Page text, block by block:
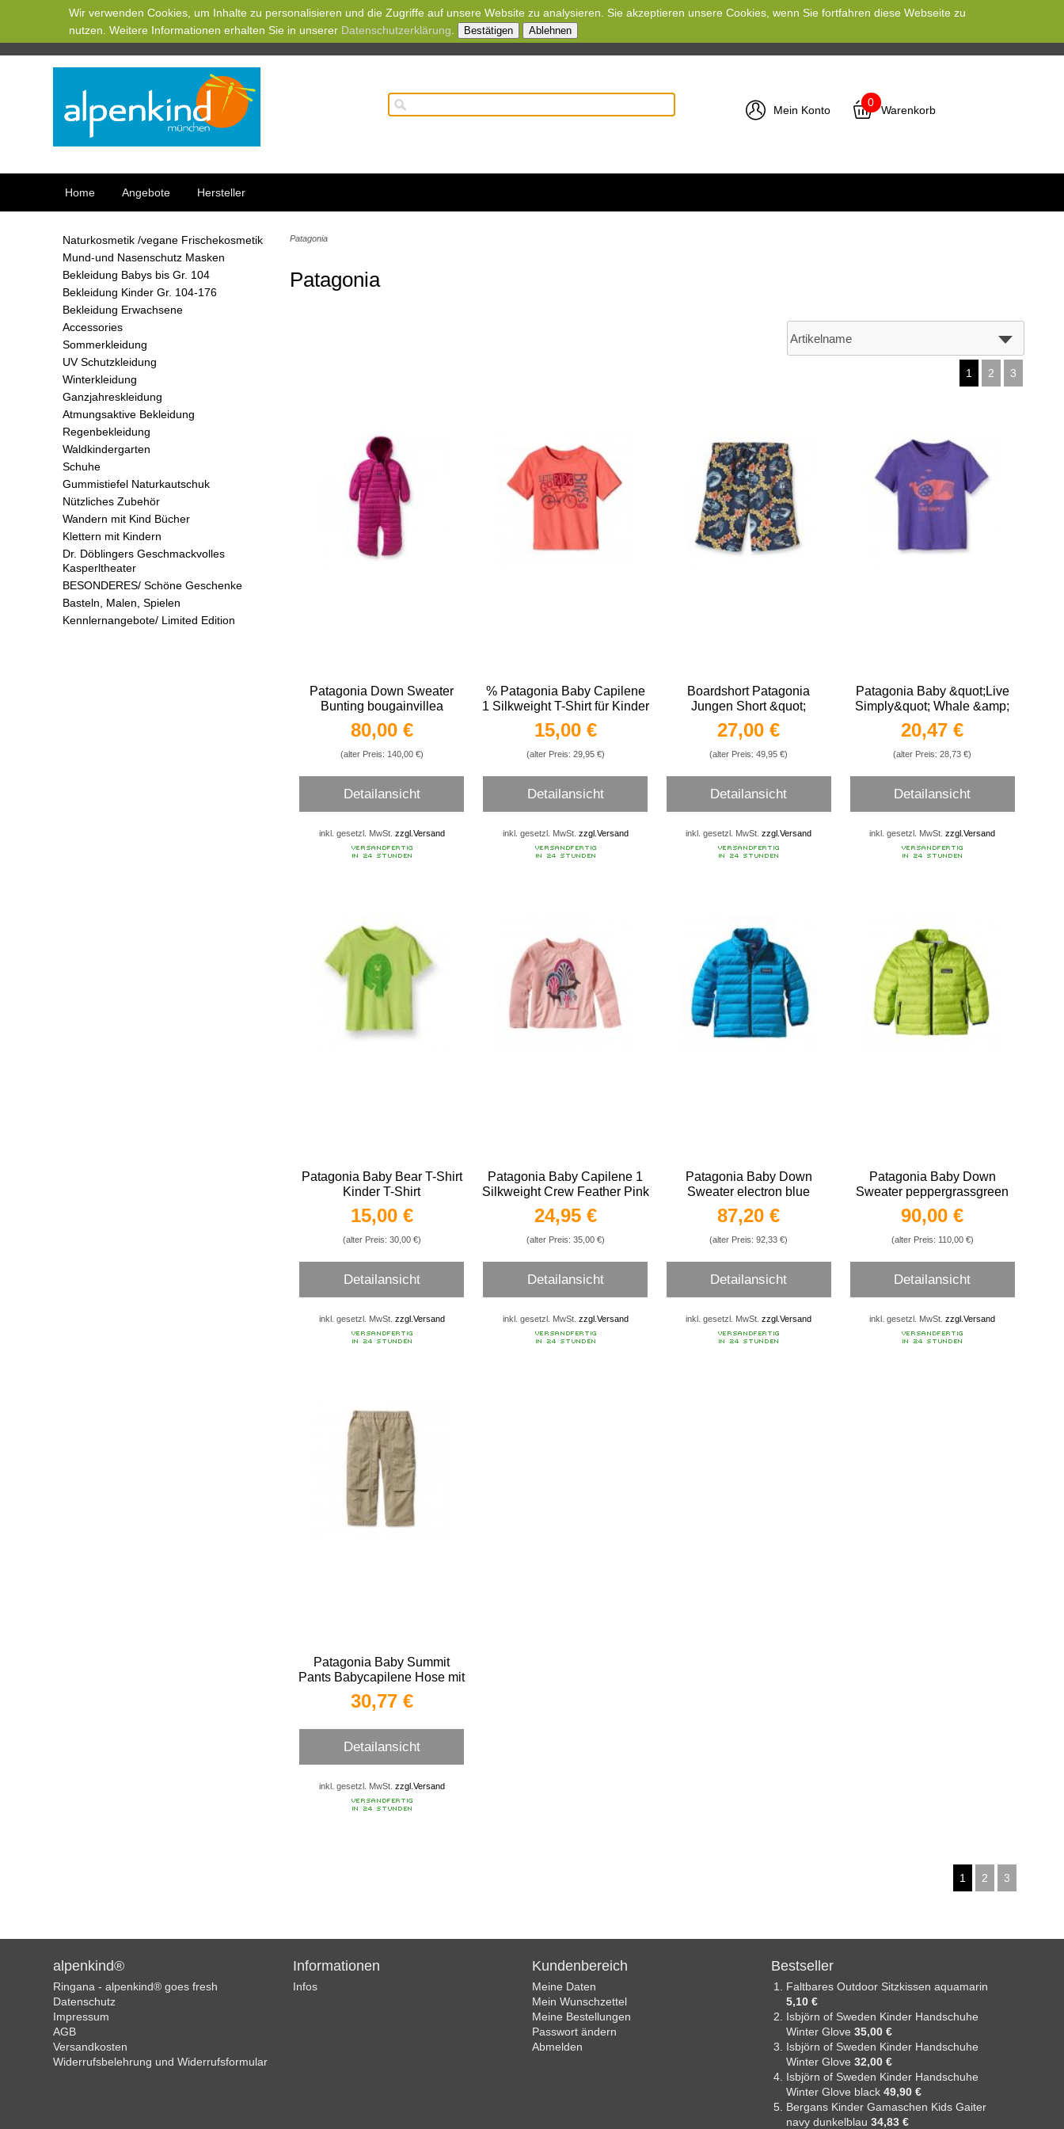
Wir verwenden Cookies, um Inhalte zu personalisieren und die Zugriffe auf unsere Website zu analysieren. Sie akzeptieren unsere Cookies, wenn Sie fortfahren diese Webseite zu
nutzen. Weitere Informationen erhalten Sie in unserer Datenschutzerklärung Bestätigen Ablehnen
Mein Konto
0
Warenkorb
Home Angebote Hersteller
Naturkosmetik /vegane Frischekosmetik
Mund-und Nasenschutz Masken
Bekleidung Babys bis Gr. 104
Bekleidung Kinder Gr. 104-176
Bekleidung Erwachsene
Accessories
Sommerkleidung
UV Schutzkleidung
Winterkleidung
Ganzjahreskleidung
Atmungsaktive Bekleidung
Regenbekleidung
Waldkindergarten
Schuhe
Gummistiefel Naturkautschuk
Nützliches Zubehör
Wandern mit Kind Bücher
Klettern mit Kindern
Dr. Döblingers Geschmackvolles
Kasperltheater
BESONDERES/ Schöne Geschenke
Basteln, Malen, Spielen
Kennlernangebote/ Limited Edition
Patagonia
Patagonia
1 2 3
Patagonia Down Sweater
Bunting bougainvillea
80,00 €
(alter Preis: 140,00 €)
Detailansicht
inkl. gesetzl. MwSt. zzgl.Versand
% Patagonia Baby Capilene
1 Silkweight T-Shirt für Kinder
15,00 €
(alter Preis: 29,95 €)
Detailansicht
inkl. gesetzl. MwSt. zzgl.Versand
Boardshort Patagonia
Jungen Short &quot;
Boys&#039; Baggies™
Shorts &quot; Badehose für
Kinder
27,00 €
(alter Preis: 49,95 €)
Detailansicht
inkl. gesetzl. MwSt.zzgl.Versand
Patagonia Baby &quot;Live
Simply&quot; Whale &amp;
Friends T-Shirt
20,47 €
(alter Preis: 28,73 €)
Detailansicht
inkl. gesetzl. MwSt.zzgl.Versand
Patagonia Baby Bear T-Shirt
Kinder T-Shirt
15,00 €
(alter Preis: 30,00 €)
Detailansicht
inkl. gesetzl. MwSt. zzgl.Versand
Patagonia Baby Capilene 1
Silkweight Crew Feather Pink
24,95 €
(alter Preis: 35,00 €)
Detailansicht
inkl. gesetzl. MwSt. zzgl.Versand
Patagonia Baby Down
Sweater electron blue
87,20 €
(alter Preis: 92,33 €)
Detailansicht
inkl. gesetzl. MwSt.zzgl.Versand
Patagonia Baby Down
Sweater peppergrassgreen
90,00 €
(alter Preis: 110,00 €)
Detailansicht
inkl. gesetzl. MwSt.zzgl.Versand
Patagonia Baby Summit
Pants Babycapilene Hose mit
UV Schutz
30,77 €
Detailansicht
inkl. gesetzl. MwSt. zzgl.Versand
1 2 3
alpenkind®
Ringana - alpenkind® goes fresh
Datenschutz
Impressum
AGB
Versandkosten
Widerrufsbelehrung und Widerrufsformular
Informationen
Infos
Kundenbereich
Meine Daten
Mein Wunschzettel
Meine Bestellungen
Passwort ändern
Abmelden
Bestseller
Faltbares Outdoor Sitzkissen aquamarin
5,10 €
Isbjörn of Sweden Kinder Handschuhe
Winter Glove35,00 €
Isbjörn of Sweden Kinder Handschuhe
Winter Glove32,00 €
Isbjörn of Sweden Kinder Handschuhe
Winter Glove black49,90 €
Bergans Kinder Gamaschen Kids Gaiter
navy dunkelblau34,83 €